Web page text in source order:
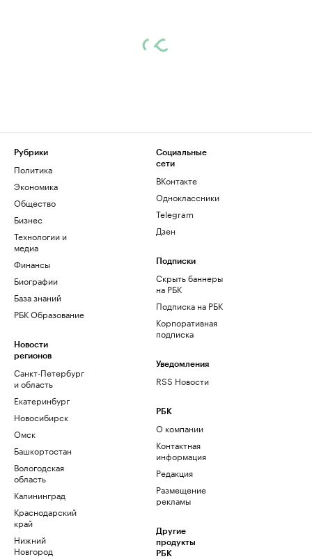
Рубрики
Политика
Экономика
Общество
Бизнес
Технологии и
медиа
Финансы
Биографии
База знаний
РБК Образование
Новости
регионов
Санкт-Петербург
и область
Екатеринбург
Новосибирск
Омск
Башкортостан
Вологодская
область
Калининград
Краснодарский
край
Нижний
Новгород
Социальные
сети
ВКонтакте
Одноклассники
Telegram
Дзен
Подписки
Скрыть баннеры
на РБК
Подписка на РБК
Корпоративная
подписка
Уведомления
RSS Новости
РБК
О компании
Контактная
информация
Редакция
Размещение
рекламы
Другие
продукты
РБК